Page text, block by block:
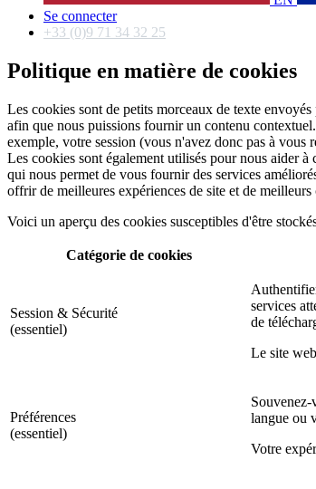
Se connecter
+33 (0)9 71 34 32 25
Politique en matière de cookies
Les cookies sont de petits morceaux de texte
afin que nous puissions fournir un contenu
exemple, votre session (vous n'avez donc pas à vous
Les cookies sont également utilisés pour nous aider
qui nous permet de vous fournir des services
offrir de meilleures expériences de site et de
Voici un aperçu des cookies susceptibles d'être
Catégorie de cookies
Session & Sécurité
(essentiel)
services
de
Le site
Préférences
(essentiel)
langue ou
Votre